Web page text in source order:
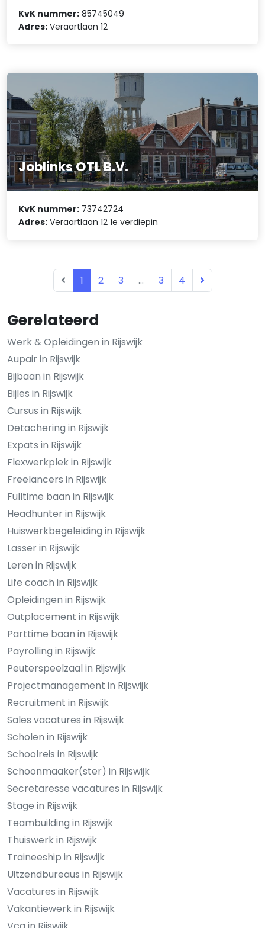
Gerelateerd
Werk & Opleidingen in Rijswijk
Aupair in Rijswijk
Bijbaan in Rijswijk
Bijles in Rijswijk
Cursus in Rijswijk
Detachering in Rijswijk
Expats in Rijswijk
Flexwerkplek in Rijswijk
Freelancers in Rijswijk
Fulltime baan in Rijswijk
Headhunter in Rijswijk
Huiswerkbegeleiding in Rijswijk
Lasser in Rijswijk
Leren in Rijswijk
Life coach in Rijswijk
Opleidingen in Rijswijk
Outplacement in Rijswijk
Parttime baan in Rijswijk
Payrolling in Rijswijk
Peuterspeelzaal in Rijswijk
Projectmanagement in Rijswijk
Recruitment in Rijswijk
Sales vacatures in Rijswijk
Scholen in Rijswijk
Schoolreis in Rijswijk
Schoonmaaker(ster) in Rijswijk
Secretaresse vacatures in Rijswijk
Stage in Rijswijk
Teambuilding in Rijswijk
Thuiswerk in Rijswijk
Traineeship in Rijswijk
Uitzendbureaus in Rijswijk
Vacatures in Rijswijk
Vakantiewerk in Rijswijk
KvK nummer: 85745049
Adres: Veraartlaan 12
Joblinks OTL B.V.
KvK nummer: 73742724
Adres: Veraartlaan 12 1e verdiepin
1 2 3 ... 3 4